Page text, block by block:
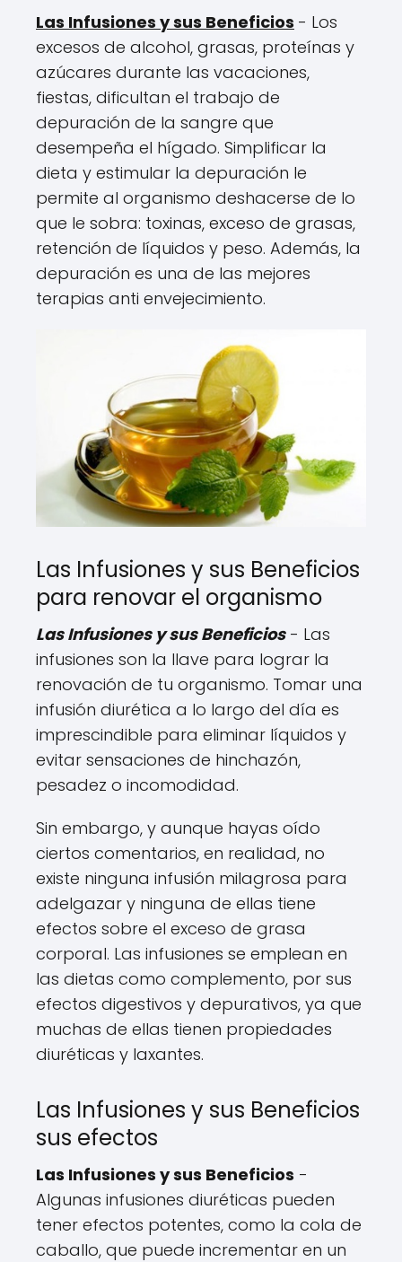
Las Infusiones y sus Beneficios - Los
excesos de alcohol, grasas, proteínas y
azúcares durante las vacaciones,
fiestas, dificultan el trabajo de
depuración de la sangre que
desempeña el hígado. Simplificar la
dieta y estimular la depuración le
permite al organismo deshacerse de lo
que le sobra: toxinas, exceso de grasas,
retención de líquidos y peso. Además, la
depuración es una de las mejores
terapias anti envejecimiento.
Las Infusiones y sus Beneficios
para renovar el organismo
Las Infusiones y sus Beneficios- Las
infusiones son la llave para lograr la
renovación de tu organismo. Tomar una
infusión diurética a lo largo del día es
imprescindible para eliminar líquidos y
evitar sensaciones de hinchazón,
pesadez o incomodidad.
Sin embargo, y aunque hayas oído
ciertos comentarios, en realidad, no
existe ninguna infusión milagrosa para
adelgazar y ninguna de ellas tiene
efectos sobre el exceso de grasa
corporal. Las infusiones se emplean en
las dietas como complemento, por sus
efectos digestivos y depurativos, ya que
muchas de ellas tienen propiedades
diuréticas y laxantes.
Las Infusiones y sus Beneficios
sus efectos
Las Infusiones y sus Beneficios -
Algunas infusiones diuréticas pueden
tener efectos potentes, como la cola de
caballo, que puede incrementar en un